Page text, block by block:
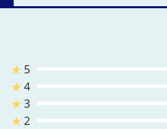
★ 5
★4
★3
★2